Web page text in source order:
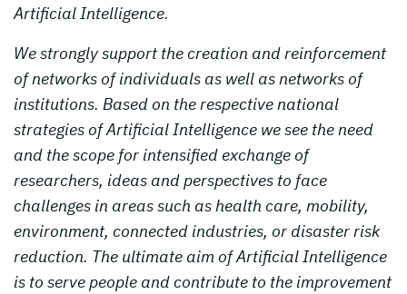
Artificial Intelligence.
We strongly support the creation and reinforcement
of networks of individuals as well as networks of
institutions. Based on the respective national
strategies of Artificial Intelligence we see the need
and the scope for intensified exchange of
researchers, ideas and perspectives to face
challenges in areas such as health care, mobility,
environment, connected industries, or disaster risk
reduction. The ultimate aim of Artificial Intelligence
is to serve people and contribute to the improvement